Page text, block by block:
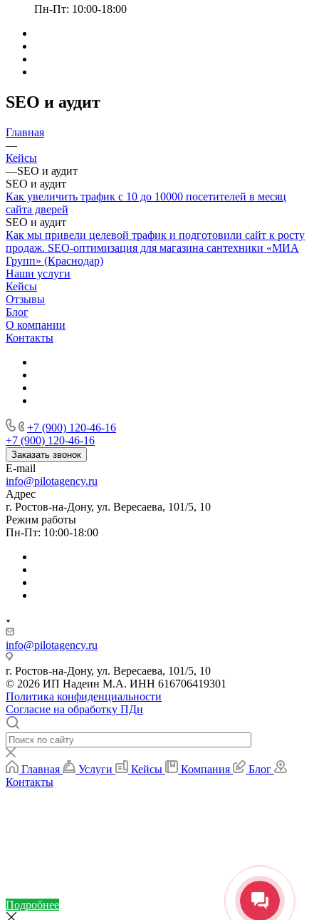
Пн-Пт: 10:00-18:00
SEO и аудит
Главная
—
Кейсы
—SEO и аудит
SEO и аудит
Как увеличить трафик с 10 до 10000 посетителей в месяц
сайта дверей
SEO и аудит
Как мы привели целевой трафик и подготовили сайт к росту
продаж. SEO-оптимизация для магазина сантехники «МИА
Групп» (Краснодар)
Наши услуги
Кейсы
Отзывы
Блог
О компании
Контакты
+7 (900) 120-46-16
+7 (900) 120-46-16
Заказать звонок
E-mail
info@pilotagency.ru
Адрес
г. Ростов-на-Дону, ул. Вересаева, 101/5, 10
Режим работы
Пн-Пт: 10:00-18:00
info@pilotagency.ru
г. Ростов-на-Дону, ул. Вересаева, 101/5, 10
© 2026 ИП Надеин М.А. ИНН 616706419301
Политика конфиденциальности
Согласие на обработку ПДн
Главная Услуги Кейсы Компания
Блог
Контакты
Подробнее